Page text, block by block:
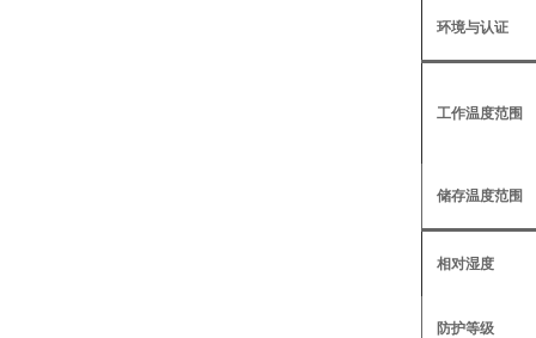
环境与认证
工作温度范围
储存温度范围
相对湿度
防护等级